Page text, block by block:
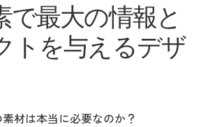
で最大の情報と
トを与えるデザ
材は本当に必要なのか？